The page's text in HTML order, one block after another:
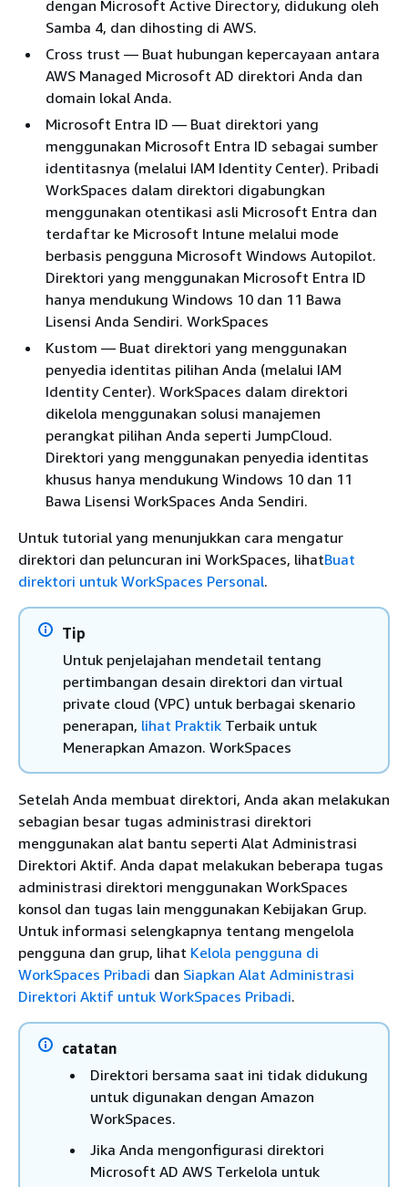
dengan Microsoft Active Directory, didukung oleh
Samba 4, dan dihosting di AWS.
Cross trust — Buat hubungan kepercayaan antara
AWS Managed Microsoft AD direktori Anda dan
domain lokal Anda.
Microsoft Entra ID — Buat direktori yang
menggunakan Microsoft Entra ID sebagai sumber
identitasnya (melalui IAM Identity Center). Pribadi
WorkSpaces dalam direktori digabungkan
menggunakan otentikasi asli Microsoft Entra dan
terdaftar ke Microsoft Intune melalui mode
berbasis pengguna Microsoft Windows Autopilot.
Direktori yang menggunakan Microsoft Entra ID
hanya mendukung Windows 10 dan 11 Bawa
Lisensi Anda Sendiri. WorkSpaces
Kustom — Buat direktori yang menggunakan
penyedia identitas pilihan Anda (melalui IAM
Identity Center). WorkSpaces dalam direktori
dikelola menggunakan solusi manajemen
perangkat pilihan Anda seperti JumpCloud.
Direktori yang menggunakan penyedia identitas
khusus hanya mendukung Windows 10 dan 11
Bawa Lisensi WorkSpaces Anda Sendiri.
Untuk tutorial yang menunjukkan cara mengatur
direktori dan peluncuran ini WorkSpaces, lihatBuat
direktori untuk WorkSpaces Personal.
Tip
Untuk penjelajahan mendetail tentang
pertimbangan desain direktori dan virtual
private cloud (VPC) untuk berbagai skenario
penerapan, lihat Praktik Terbaik untuk
Menerapkan Amazon. WorkSpaces
Setelah Anda membuat direktori, Anda akan melakukan
sebagian besar tugas administrasi direktori
menggunakan alat bantu seperti Alat Administrasi
Direktori Aktif. Anda dapat melakukan beberapa tugas
administrasi direktori menggunakan WorkSpaces
konsol dan tugas lain menggunakan Kebijakan Grup.
Untuk informasi selengkapnya tentang mengelola
pengguna dan grup, lihat Kelola pengguna di
WorkSpaces Pribadi dan Siapkan Alat Administrasi
Direktori Aktif untuk WorkSpaces Pribadi.
catatan
Direktori bersama saat ini tidak didukung
untuk digunakan dengan Amazon
WorkSpaces.
Jika Anda mengonfigurasi direktori
Microsoft AD AWS Terkelola untuk